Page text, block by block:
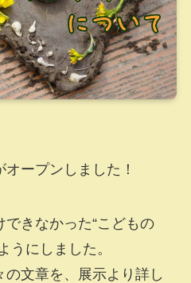
ープンしました！
きなかった“こどもの
うにしました。
文章を、展示より詳し